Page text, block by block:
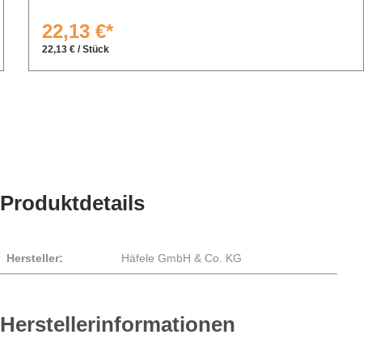
22,13 €*
22,13 € / Stück
Produktdetails
Hersteller: Häfele GmbH & Co. KG
Herstellerinformationen